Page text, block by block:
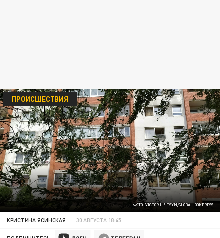
ФОТО: VICTOR LISITSYN/GLOBALLOOKPRESS
ПРОИСШЕСТВИЯ
КРИСТИНА ЯСИНСКАЯ 30 АВГУСТА 18:45